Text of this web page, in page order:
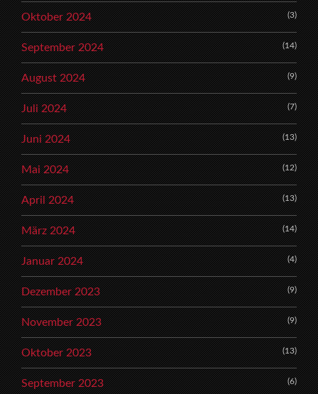
Oktober 2024 (3)
September 2024 (14)
August 2024 (9)
Juli 2024 (7)
Juni 2024 (13)
Mai 2024 (12)
April 2024 (13)
März 2024 (14)
Januar 2024 (4)
Dezember 2023 (9)
November 2023 (9)
Oktober 2023 (13)
September 2023 (6)